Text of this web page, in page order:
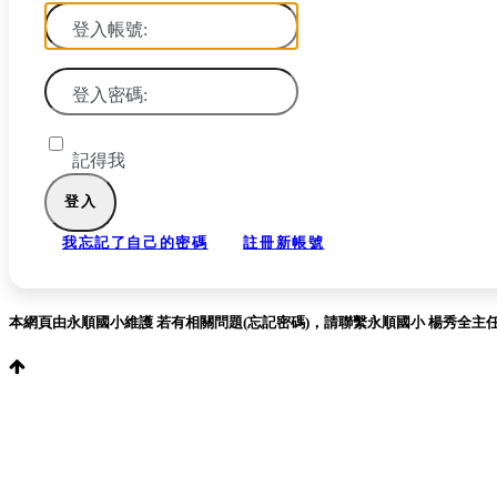
登入帳號:
登入密碼:
記得我
我忘記了自己的密碼 註冊新帳號
本網頁由永順國小維護 若有相關問題(忘記密碼)，請聯繫永順國小 楊秀全主